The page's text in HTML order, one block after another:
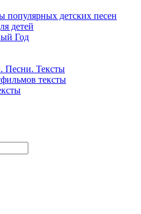
популярных детских песен
детей
Год
Песни. Тексты
тексты